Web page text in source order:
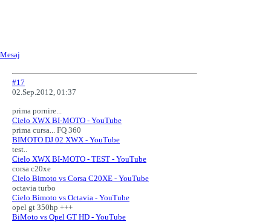
Mesaj
#17
02.Sep.2012, 01:37
prima pornire...
Cielo XWX BI-MOTO - YouTube
prima cursa... FQ 360
BIMOTO DJ 02 XWX - YouTube
test..
Cielo XWX BI-MOTO - TEST - YouTube
corsa c20xe
Cielo Bimoto vs Corsa C20XE - YouTube
octavia turbo
Cielo Bimoto vs Octavia - YouTube
opel gt 350hp +++
BiMoto vs Opel GT HD - YouTube